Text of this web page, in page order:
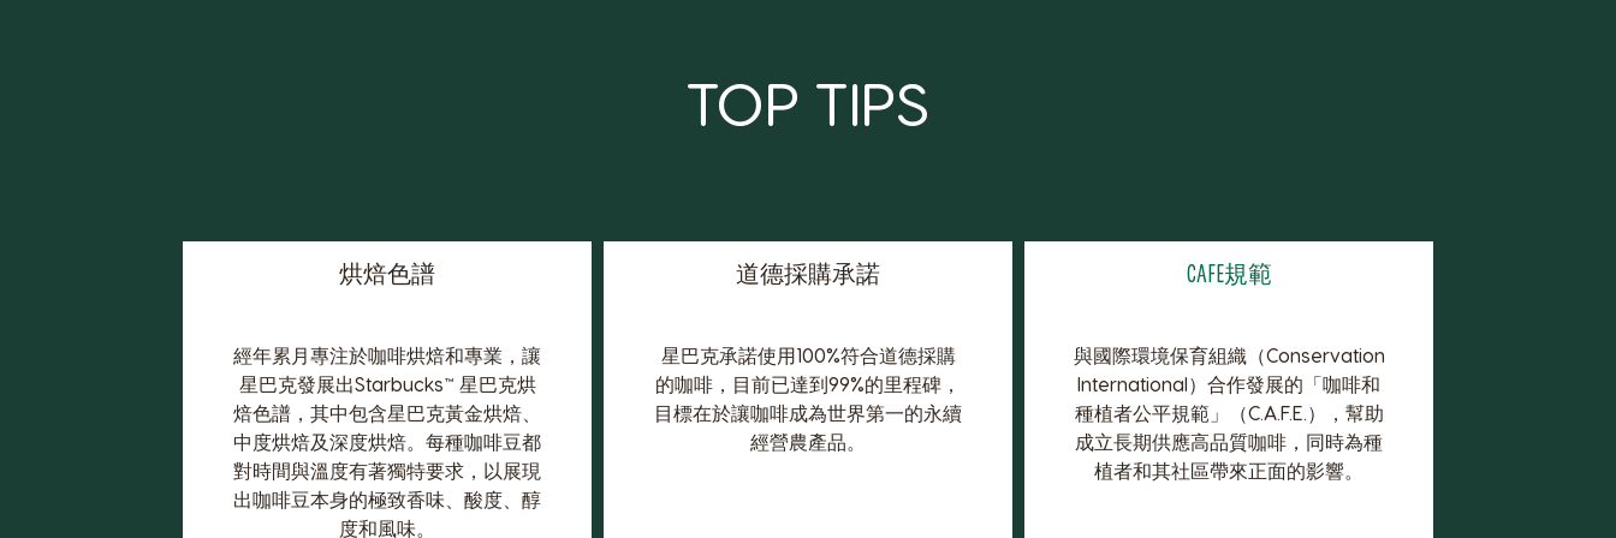
TOP TIPS
烘焙色譜
經年累月專注於咖啡烘焙和專業，讓
星巴克發展出Starbucks™ 星巴克烘
焙色譜，其中包含星巴克黃金烘焙、
中度烘焙及深度烘焙。每種咖啡豆都
對時間與溫度有著獨特要求，以展現
出咖啡豆本身的極致香味、酸度、醇
度和風味。
道德採購承諾
星巴克承諾使用100%符合道德採購
的咖啡，目前已達到99%的里程碑，
目標在於讓咖啡成為世界第一的永續
經營農產品。
CAFE規範
與國際環境保育組織（Conservation
International）合作發展的「咖啡和
種植者公平規範」（C.A.F.E.），幫助
成立長期供應高品質咖啡，同時為種
植者和其社區帶來正面的影響。